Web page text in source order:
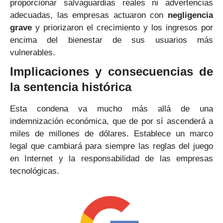
proporcionar salvaguardias reales ni advertencias
adecuadas, las empresas actuaron con negligencia
grave y priorizaron el crecimiento y los ingresos por
encima del bienestar de sus usuarios más
vulnerables.
Implicaciones y consecuencias de
la sentencia histórica
Esta condena va mucho más allá de una
indemnización económica, que de por sí ascenderá a
miles de millones de dólares. Establece un marco
legal que cambiará para siempre las reglas del juego
en Internet y la responsabilidad de las empresas
tecnológicas.